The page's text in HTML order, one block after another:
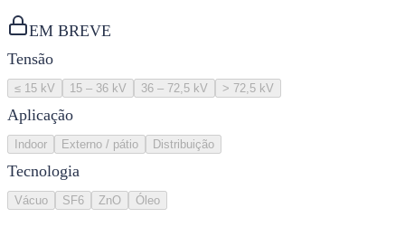
EM BREVE
Tensão
≤ 15 kV 15 – 36 kV 36 – 72,5 kV > 72,5 kV
Aplicação
Indoor Externo / pátio Distribuição
Tecnologia
Vácuo SF6 ZnO Óleo